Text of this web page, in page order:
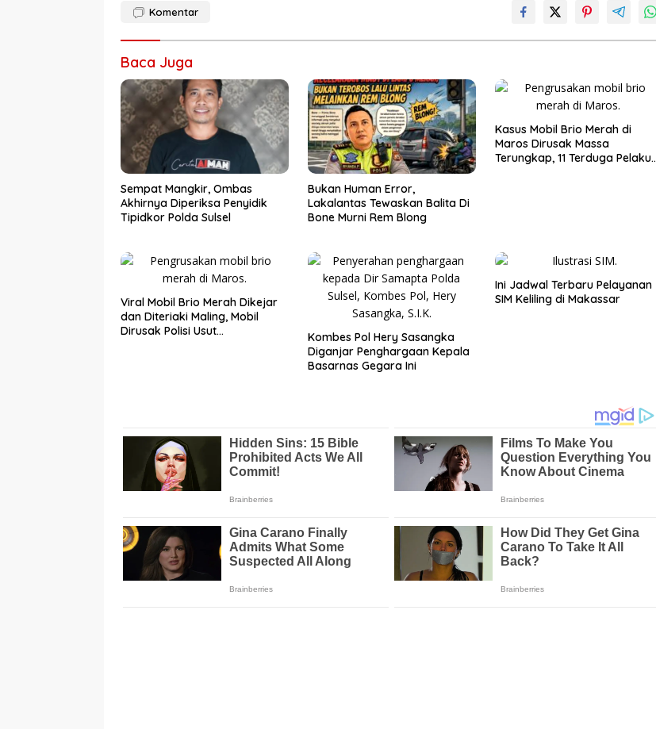
Komentar
Baca Juga
Sempat Mangkir, Ombas
Akhirnya Diperiksa Penyidik
Tipidkor Polda Sulsel
Bukan Human Error,
Lakalantas Tewaskan Balita Di
Bone Murni Rem Blong
Kasus Mobil Brio Merah di
Maros Dirusak Massa
Terungkap, 11 Terduga Pelaku
Viral Mobil Brio Merah Dikejar
dan Diteriaki Maling, Mobil
Dirusak Polisi Usut
Kombes Pol Hery Sasangka
Diganjar Penghargaan Kepala
Basarnas Gegara Ini
Ini Jadwal Terbaru Pelayanan
SIM Keliling di Makassar